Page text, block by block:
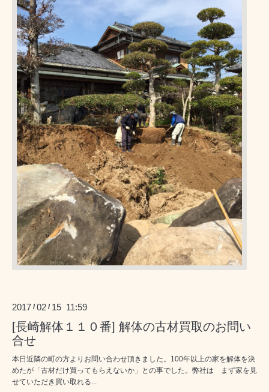
2017 /02 / 15 11:59
[長崎解体１１０番] 解体の古材買取のお問い
合せ
本日近隣の町の方よりお問い合わせ頂きました。100年以上の家を解体を決
めたが「古材だけ買ってもらえないか」との事でした。弊社は まず家を見
せていただき買い取れる...